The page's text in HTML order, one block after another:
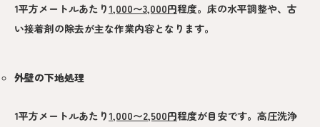
1平方メートルあたり 1,000〜3,000円程度。床の水平調整や、古
い接着剤の除去が主な作業内容となります。
外壁の下地処理
1平方メートルあたり 1,000〜2,500円程度が目安です。高圧洗浄